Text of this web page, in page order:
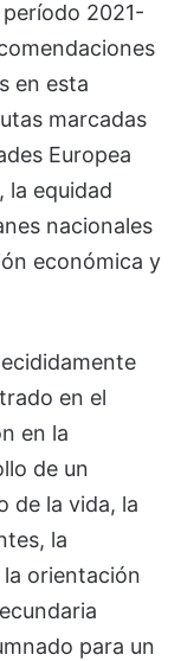
2021-
en esta
marcadas
Europea
la equidad
nacionales
económica y
en el
en la
de un
de la vida, la
la
orientación
para un